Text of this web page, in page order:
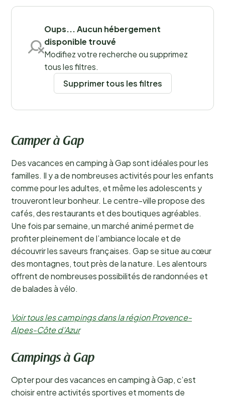
Sauvegarder les filtres
Oups... Aucun hébergement
disponible trouvé
Modifiez votre recherche ou supprimez
tous les filtres.
Supprimer tous les filtres
Camper à Gap
Des vacances en camping à Gap sont idéales pour les
familles. Il y a de nombreuses activités pour les enfants
comme pour les adultes, et même les adolescents y
trouveront leur bonheur. Le centre-ville propose des
cafés, des restaurants et des boutiques agréables.
Une fois par semaine, un marché animé permet de
profiter pleinement de l’ambiance locale et de
découvrir les saveurs françaises. Gap se situe au cœur
des montagnes, tout près de la nature. Les alentours
offrent de nombreuses possibilités de randonnées et
de balades à vélo.
Voir tous les campings dans la région Provence-
Alpes-Côte d’Azur
Campings à Gap
Opter pour des vacances en camping à Gap, c’est
choisir entre activités sportives et moments de